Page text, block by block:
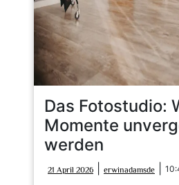
Das Fotostudio:
Momente
werden
21 April 2026
April
erwinadamsde